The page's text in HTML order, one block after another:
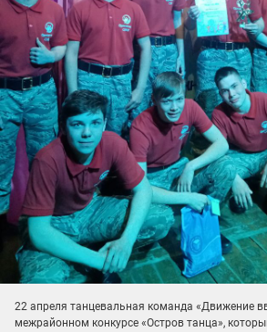
22 апреля танцевальная команда «Движение
межрайонном конкурсе «Остров танца»,